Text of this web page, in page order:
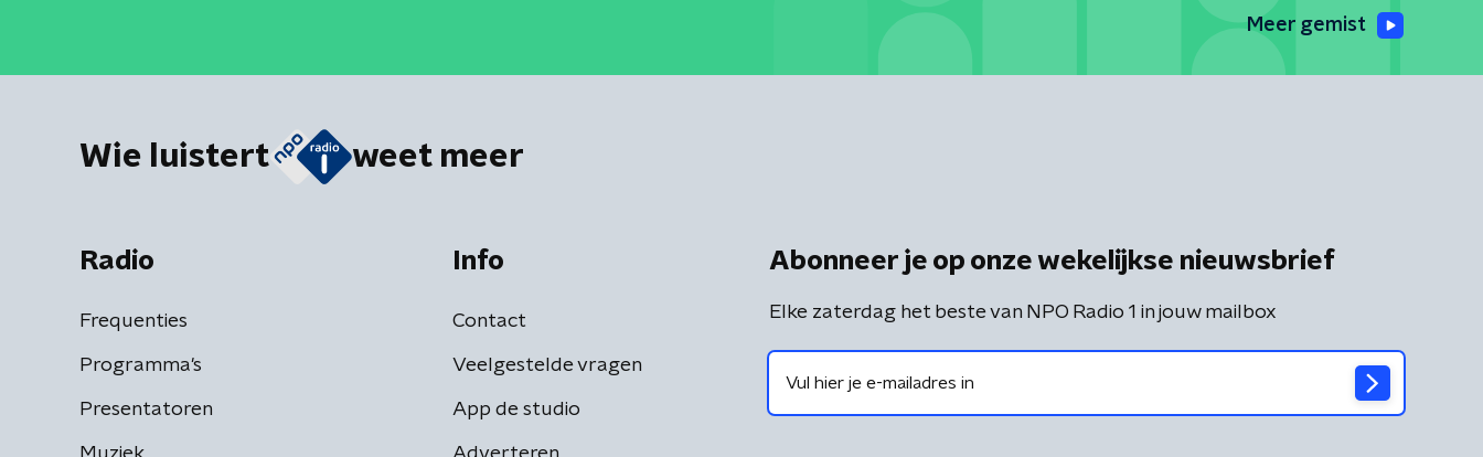
Meer gemist
Wie luistert weet meer
Radio
Frequenties
Programma's
Presentatoren
Info
Contact
Veelgestelde vragen
App de studio
Abonneer je op onze wekelijkse nieuwsbrief
Elke zaterdag het beste van NPO Radio 1 in jouw mailbox